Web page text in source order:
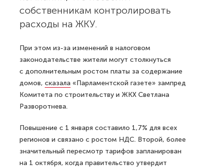
собственникам контролировать
расходы на ЖКУ.
При этом из-за изменений в налоговом
законодательстве жители могут столкнуться
с дополнительным ростом платы за содержание
домов, сказала «Парламентской газете» зампред
Комитета по строительству и ЖКХ Светлана
Разворотнева.
Повышение с 1 января составило 1,7% для всех
регионов и связано с ростом НДС. Второй, более
значительный пересмотр тарифов запланирован
на 1 октября, когда правительство утвердит